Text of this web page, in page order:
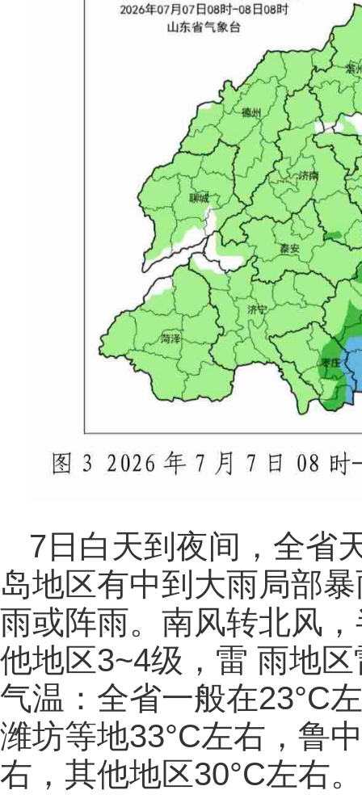
7日白天到夜间，全省
岛地区有中到大雨局部
雨或阵雨。南风转北风
他地区3~4级，雷 雨地
气温：全省一般在23°C
潍坊等地33°C左右，鲁
右，其他地区30°C左右。